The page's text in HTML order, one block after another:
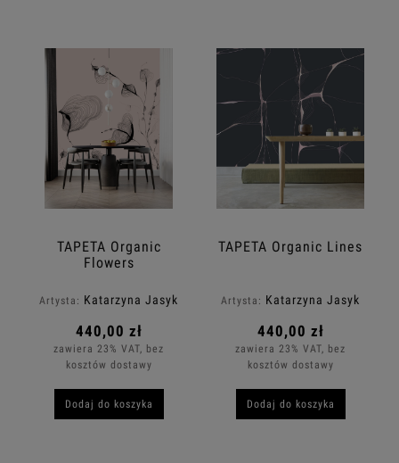
TAPETA Organic
Flowers
Artysta: Katarzyna Jasyk
440,00 zł
zawiera 23% VAT, bez
kosztów dostawy
Dodaj do koszyka
TAPETA Organic Lines
Artysta: Katarzyna Jasyk
440,00 zł
zawiera 23% VAT, bez
kosztów dostawy
Dodaj do koszyka